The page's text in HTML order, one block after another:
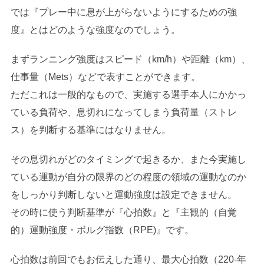
では『プレー中に息が上がらないようにするための強
度』とはどのような強度なのでしょう。
まずランニング強度はスピード（km/h）や距離（km）、
仕事量（Mets）などで表すことができます。
ただこれは一般的なもので、実施する選手本人にかかっ
ている負荷や、息切れになってしまう負荷量（ストレ
ス）を判断する基準にはなりません。
その息切れがどのタイミングで起きるか、また今実施し
ている運動が自分の限界のどの程度の領域の運動なのか
をしっかり判断しないと運動強度は設定できません。
その時に使う判断基準が『心拍数』と『主観的（自覚
的）運動強度・ボルグ指数（RPE)』です。
心拍数は前回でもお伝えした通り、最大心拍数（220-年